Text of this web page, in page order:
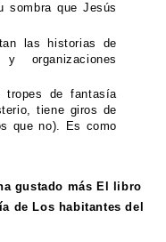
sombra que Jesús
las historias de
organizaciones
tropes de fantasía
tiene giros de
que no). Es como
gustado más El libro
de Los habitantes del